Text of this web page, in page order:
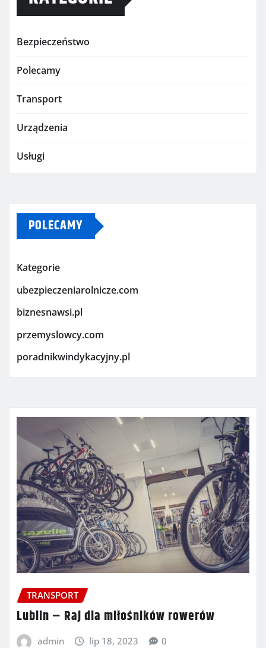
Bezpieczeństwo
Polecamy
Transport
Urządzenia
Usługi
POLECAMY
Kategorie
ubezpieczeniarolnicze.com
biznesnawsi.pl
przemyslowcy.com
poradnikwindykacyjny.pl
TRANSPORT
Lublin – Raj dla miłośników rowerów
admin lip 18, 2023 0